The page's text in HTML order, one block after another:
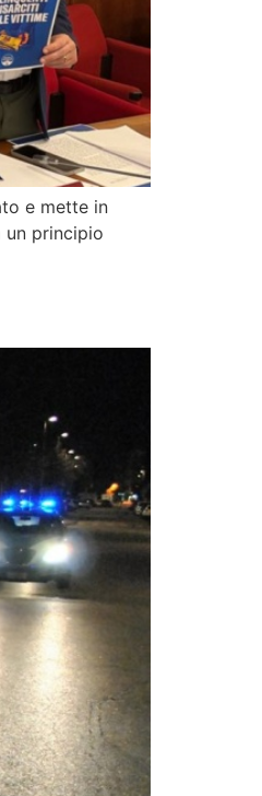
e mette in
un principio